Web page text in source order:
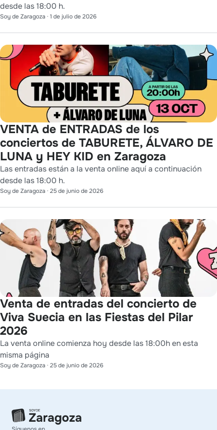
desde las 18:00 h.
Soy de Zaragoza · 1 de julio de 2026
VENTA de ENTRADAS de los
conciertos de TABURETE, ÁLVARO DE
LUNA y HEY KID en Zaragoza
Las entradas están a la venta online aquí a continuación
desde las 18:00 h.
Soy de Zaragoza · 25 de junio de 2026
Venta de entradas del concierto de
Viva Suecia en las Fiestas del Pilar
2026
La venta online comienza hoy desde las 18:00h en esta
misma página
Soy de Zaragoza · 25 de junio de 2026